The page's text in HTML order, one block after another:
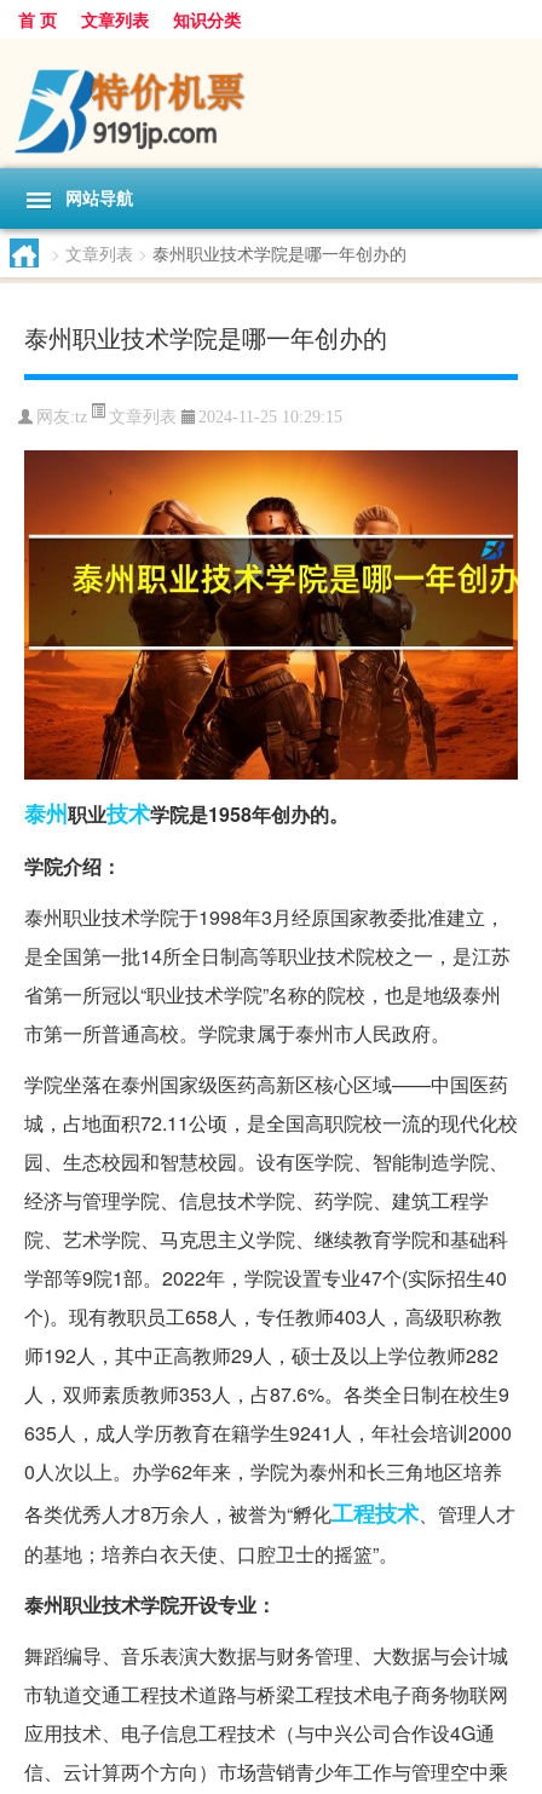
首 页 文章列表 知识分类
网站导航
> 文章列表 > 泰州职业技术学院是哪一年创办的
泰州职业技术学院是哪一年创办的
网友:tz 文章列表 2024-11-25 10:29:15
泰州职业技术学院是1958年创办的。
学院介绍：
泰州职业技术学院于1998年3月经原国家教委批准建立，
是全国第一批14所全日制高等职业技术院校之一，是江苏
省第一所冠以“职业技术学院”名称的院校，也是地级泰州
市第一所普通高校。学院隶属于泰州市人民政府。
学院坐落在泰州国家级医药高新区核心区域——中国医药
城，占地面积72.11公顷，是全国高职院校一流的现代化校
园、生态校园和智慧校园。设有医学院、智能制造学院、
经济与管理学院、信息技术学院、药学院、建筑工程学
院、艺术学院、马克思主义学院、继续教育学院和基础科
学部等9院1部。2022年，学院设置专业47个(实际招生40
个)。现有教职员工658人，专任教师403人，高级职称教
师192人，其中正高教师29人，硕士及以上学位教师282
人，双师素质教师353人，占87.6%。各类全日制在校生9
635人，成人学历教育在籍学生9241人，年社会培训2000
0人次以上。办学62年来，学院为泰州和长三角地区培养
各类优秀人才8万余人，被誉为“孵化工程技术、管理人才
的基地；培养白衣天使、口腔卫士的摇篮”。
泰州职业技术学院开设专业：
舞蹈编导、音乐表演大数据与财务管理、大数据与会计城
市轨道交通工程技术道路与桥梁工程技术电子商务物联网
应用技术、电子信息工程技术（与中兴公司合作设4G通
信、云计算两个方向）市场营销青少年工作与管理空中乘